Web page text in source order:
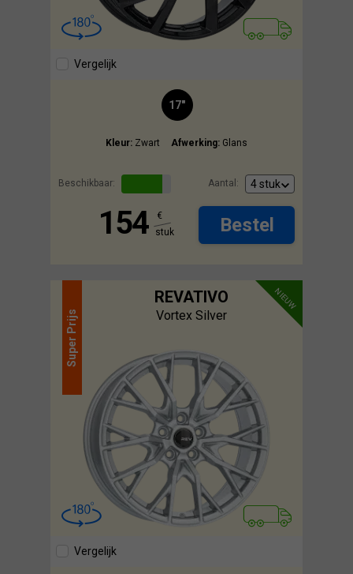
Vergelijk
17"
Kleur: Zwart Afwerking: Glans
Beschikbaar: Aantal:
154
€
stuk
Bestel
NIEUW
REVATIVO
Vortex Silver
Super
Prijs
Vergelijk